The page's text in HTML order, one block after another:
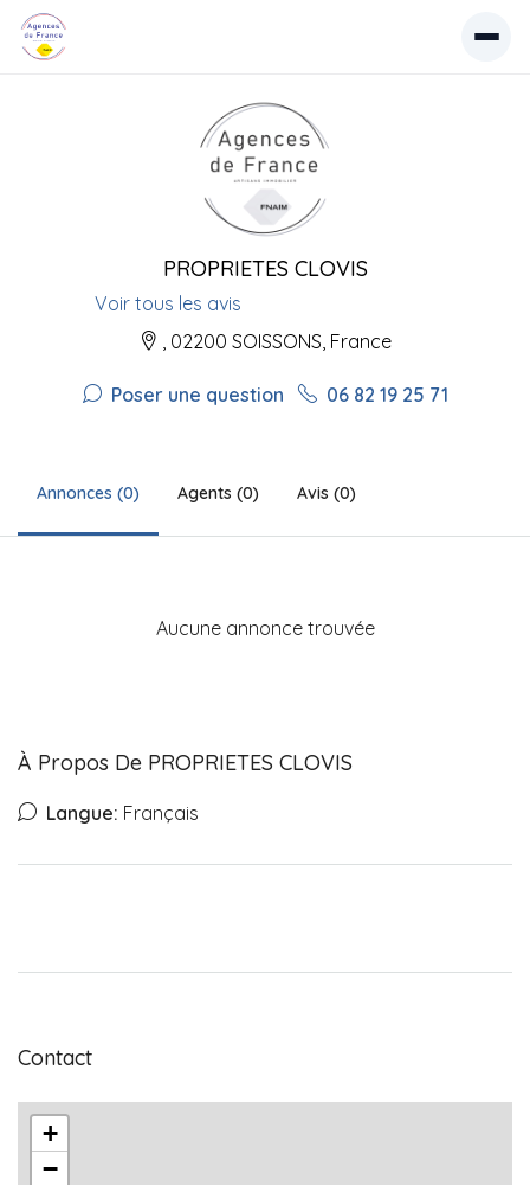
PROPRIETES CLOVIS
Voir tous les avis
, 02200 SOISSONS, France
Poser une question 06 82 19 25 71
Annonces (0) Agents (0) Avis (0)
Aucune annonce trouvée
À Propos De PROPRIETES CLOVIS
Langue: Français
Contact
+
−